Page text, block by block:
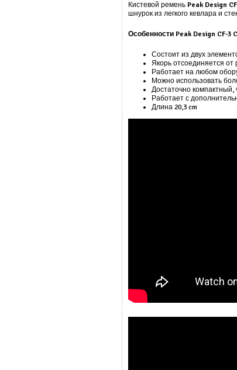
Кистевой ремень Peak Design
шнурок из легкого кевлара и
Особенности Peak Design CF-3
Состоит из двух
Якорь отсоединяется
Работает на любом
Можно использовать
Достаточно компактный,
Работает с
Длина 20,3 cm